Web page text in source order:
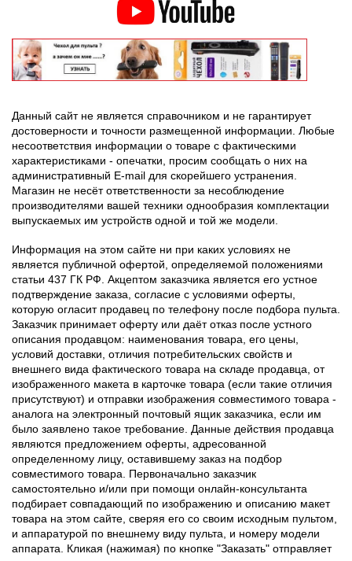
Данный сайт не является справочником и не гарантирует
достоверности и точности размещенной информации. Любые
несоответствия информации о товаре с фактическими
характеристиками - опечатки, просим сообщать о них на
административный E-mail для скорейшего устранения.
Магазин не несёт ответственности за несоблюдение
производителями вашей техники однообразия комплектации
выпускаемых им устройств одной и той же модели.
Информация на этом сайте ни при каких условиях не
является публичной офертой, определяемой положениями
статьи 437 ГК РФ. Акцептом заказчика является его устное
подтверждение заказа, согласие с условиями оферты,
которую огласит продавец по телефону после подбора пульта.
Заказчик принимает оферту или даёт отказ после устного
описания продавцом: наименования товара, его цены,
условий доставки, отличия потребительских свойств и
внешнего вида фактического товара на складе продавца, от
изображенного макета в карточке товара (если такие отличия
присутствуют) и отправки изображения совместимого товара -
аналога на электронный почтовый ящик заказчика, если им
было заявлено такое требование. Данные действия продавца
являются предложением оферты, адресованной
определенному лицу, оставившему заказ на подбор
совместимого товара. Первоначально заказчик
самостоятельно и/или при помощи онлайн-консультанта
подбирает совпадающий по изображению и описанию макет
товара на этом сайте, сверяя его со своим исходным пультом,
и аппаратурой по внешнему виду пульта, и номеру модели
аппарата. Кликая (нажимая) по кнопке "Заказать" отправляет